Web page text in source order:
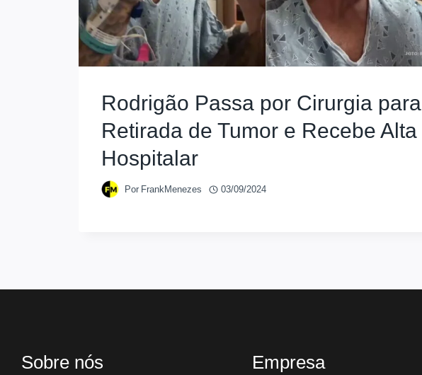
Rodrigão Passa por Cirurgia para
Retirada de Tumor e Recebe Alta
Hospitalar
Por FrankMenezes 03/09/2024
Sobre nós Empresa